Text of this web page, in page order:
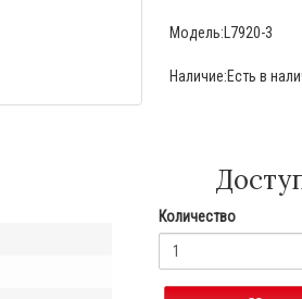
Модель:L7920-3
Наличие:Есть в
Количество